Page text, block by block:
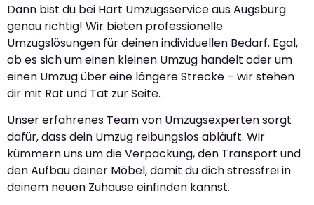
Dann bist du bei Hart Umzugsservice aus Augsburg
genau richtig! Wir bieten professionelle
Umzugslösungen für deinen individuellen Bedarf. Egal,
ob es sich um einen kleinen Umzug handelt oder um
einen Umzug über eine längere Strecke – wir stehen
dir mit Rat und Tat zur Seite.
Unser erfahrenes Team von Umzugsexperten sorgt
dafür, dass dein Umzug reibungslos abläuft. Wir
kümmern uns um die Verpackung, den Transport und
den Aufbau deiner Möbel, damit du dich stressfrei in
deinem neuen Zuhause einfinden kannst.